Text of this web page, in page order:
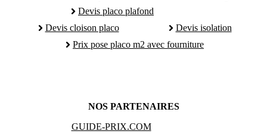
Devis placo plafond
Devis cloison placo
Devis isolation
Prix pose placo m2 avec fourniture
NOS PARTENAIRES
GUIDE-PRIX.COM